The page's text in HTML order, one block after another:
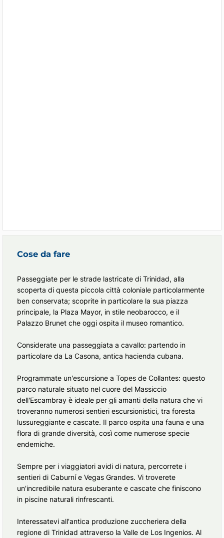
Cose da fare
Passeggiate per le strade lastricate di Trinidad, alla
scoperta di questa piccola città coloniale particolarmente
ben conservata; scoprite in particolare la sua piazza
principale, la Plaza Mayor, in stile neobarocco, e il
Palazzo Brunet che oggi ospita il museo romantico.
Considerate una passeggiata a cavallo: partendo in
particolare da La Casona, antica hacienda cubana.
Programmate un'escursione a Topes de Collantes: questo
parco naturale situato nel cuore del Massiccio
dell'Escambray è ideale per gli amanti della natura che vi
troveranno numerosi sentieri escursionistici, tra foresta
lussureggiante e cascate. Il parco ospita una fauna e una
flora di grande diversità, così come numerose specie
endemiche.
Sempre per i viaggiatori avidi di natura, percorrete i
sentieri di Caburní e Vegas Grandes. Vi troverete
un'incredibile natura esuberante e cascate che finiscono
in piscine naturali rinfrescanti.
Interessatevi all'antica produzione zuccheriera della
regione di Trinidad attraverso la Valle de Los Ingenios. Al